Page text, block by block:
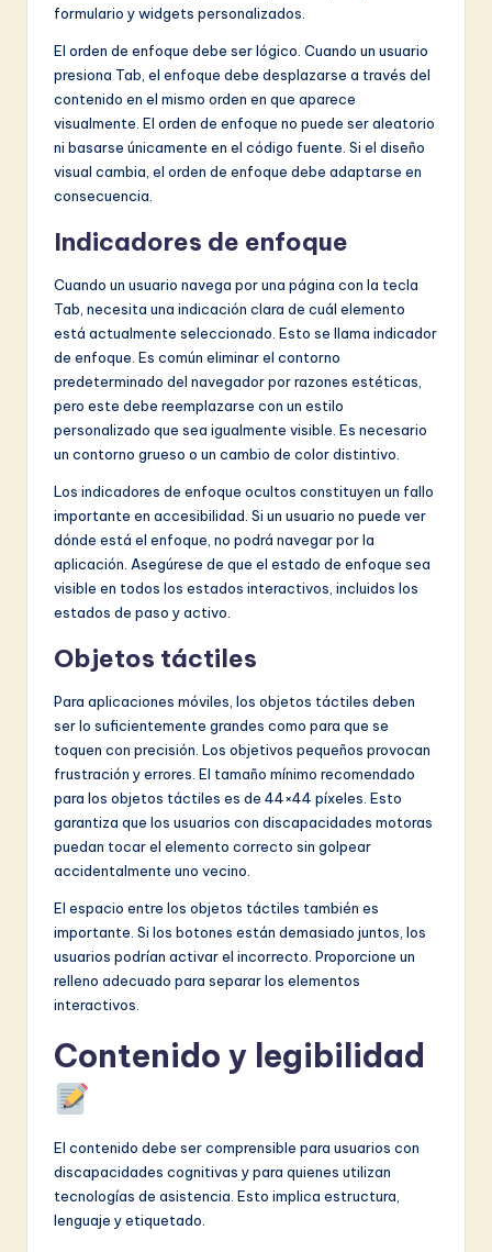
formulario y widgets personalizados.
El orden de enfoque debe ser lógico. Cuando un usuario
presiona Tab, el enfoque debe desplazarse a través del
contenido en el mismo orden en que aparece
visualmente. El orden de enfoque no puede ser aleatorio
ni basarse únicamente en el código fuente. Si el diseño
visual cambia, el orden de enfoque debe adaptarse en
consecuencia.
Indicadores de enfoque
Cuando un usuario navega por una página con la tecla
Tab, necesita una indicación clara de cuál elemento
está actualmente seleccionado. Esto se llama indicador
de enfoque. Es común eliminar el contorno
predeterminado del navegador por razones estéticas,
pero este debe reemplazarse con un estilo
personalizado que sea igualmente visible. Es necesario
un contorno grueso o un cambio de color distintivo.
Los indicadores de enfoque ocultos constituyen un fallo
importante en accesibilidad. Si un usuario no puede ver
dónde está el enfoque, no podrá navegar por la
aplicación. Asegúrese de que el estado de enfoque sea
visible en todos los estados interactivos, incluidos los
estados de paso y activo.
Objetos táctiles
Para aplicaciones móviles, los objetos táctiles deben
ser lo suficientemente grandes como para que se
toquen con precisión. Los objetivos pequeños provocan
frustración y errores. El tamaño mínimo recomendado
para los objetos táctiles es de 44×44 píxeles. Esto
garantiza que los usuarios con discapacidades motoras
puedan tocar el elemento correcto sin golpear
accidentalmente uno vecino.
El espacio entre los objetos táctiles también es
importante. Si los botones están demasiado juntos, los
usuarios podrían activar el incorrecto. Proporcione un
relleno adecuado para separar los elementos
interactivos.
Contenido y legibilidad
El contenido debe ser comprensible para usuarios con
discapacidades cognitivas y para quienes utilizan
tecnologías de asistencia. Esto implica estructura,
lenguaje y etiquetado.